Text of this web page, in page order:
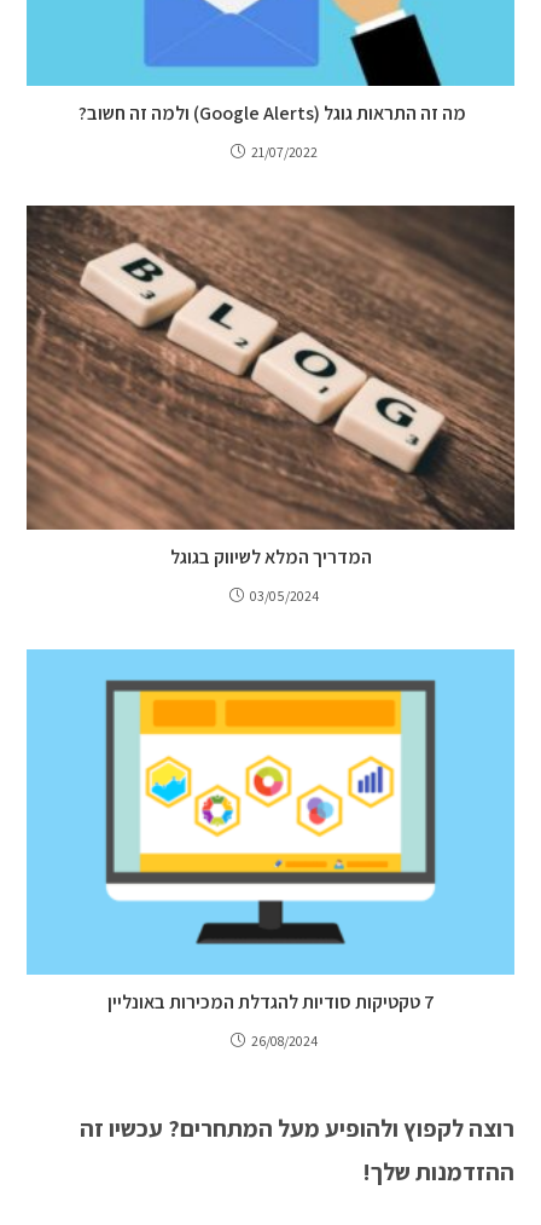
מה זה התראות גוגל (Google Alerts) ולמה זה חשוב?
21/07/2022
המדריך המלא לשיווק בגוגל
03/05/2024
7 טקטיקות סודיות להגדלת המכירות באונליין
26/08/2024
רוצה לקפוץ ולהופיע מעל המתחרים? עכשיו זה
ההזדמנות שלך!